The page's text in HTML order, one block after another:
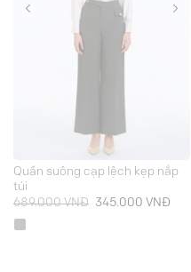
Quần suông cạp lệch kẹp nắp
túi
689.000VNĐ
Giá
345.000 VNĐGiá